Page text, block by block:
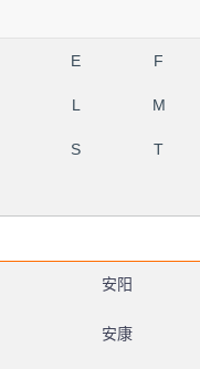
E F
L M
S T
安阳
安康